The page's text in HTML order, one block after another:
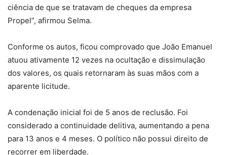
ciência de que se tratavam de cheques da empresa
Propel”, afirmou Selma.
Conforme os autos, ficou comprovado que João Emanuel
atuou ativamente 12 vezes na ocultação e dissimulação
dos valores, os quais retornaram às suas mãos com a
aparente licitude.
A condenação inicial foi de 5 anos de reclusão. Foi
considerado a continuidade delitiva, aumentando a pena
para 13 anos e 4 meses. O político não possui direito de
recorrer em liberdade.